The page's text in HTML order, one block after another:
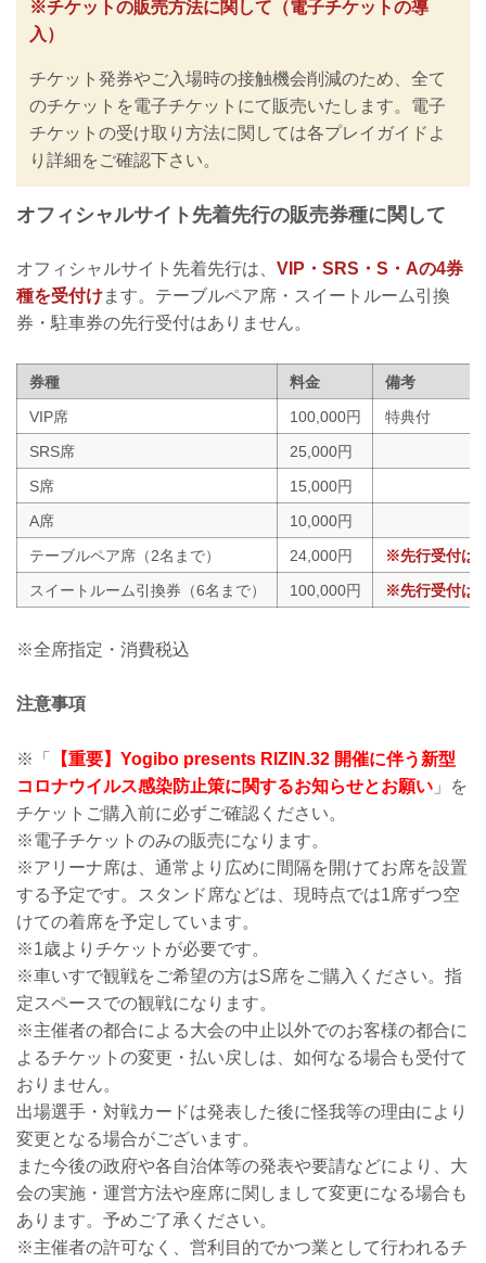
の再開に向けた感染拡大予防ガイドライ
入退場規制の実施、また禁止事項を設け
るなど、新たな取り組みを行いますので
ご案内いたします。
皆さまには大変ご不便をおかけいたしま
すが、安心してご来場・ご観戦いただけ
ますよう努めてまいりますので、何卒ご
理解とご協力のほどよろしくお願いいた
します。
※チケットの販売方法に関して（電子チケットの導
入）
チケット発券やご入場時の接触機会削減のため、全て
のチケットを電子チケットにて販売いたします。電子
チケットの受け取り方法に関しては各プレイガイドよ
り詳細をご確認下さい。
オフィシャルサイト先着先行の販売券種に関して
オフィシャルサイト先着先行は、 VIP・SRS・S・Aの4券
種を受付けます。テーブルペア席・スイートルーム引換
券・駐車券の先行受付はありません。
券種 料金
備考
VIP席
100,000円
特典付
SRS席
25,000円
S席
15,000円
A席
10,000円
テーブルペア席（2名まで）
24,000円
※先行受付は
スイートルーム引換券（6名まで）
100,000円 ※先行受付は
※全席指定・消費税込
注意事項
※「
【重要】Yogibo presents RIZIN.32 開催に伴う新型
コロナウイルス感染防止策に関するお知らせとお願い 」を
チケットご購入前に必ずご確認ください。
※電子チケットのみの販売になります。
※アリーナ席は、通常より広めに間隔を開けてお席を設置
する予定です。スタンド席などは、現時点では1席ずつ空
けての着席を予定しています。
※1歳よりチケットが必要です。
※車いすで観戦をご希望の方はS席をご購入ください。指
定スペースでの観戦になります。
※主催者の都合による大会の中止以外でのお客様の都合に
よるチケットの変更・払い戻しは、如何なる場合も受付て
おりません。
出場選手・対戦カードは発表した後に怪我等の理由により
変更となる場合がございます。
また今後の政府や各自治体等の発表や要請などにより、大
会の実施・運営方法や座席に関しまして変更になる場合も
あります。予めご了承ください。
※主催者の許可なく、営利目的でかつ業として行われるチ